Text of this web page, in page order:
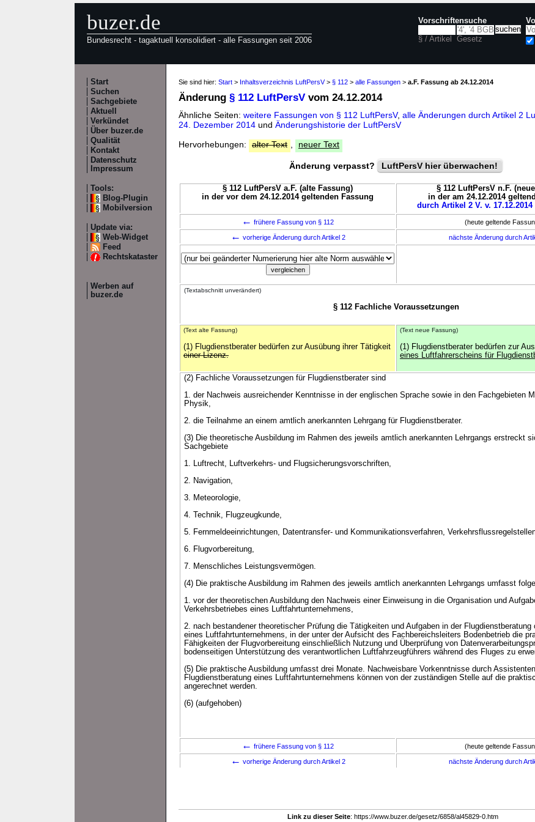
buzer.de
Bundesrecht - tagaktuell konsolidiert - alle Fassungen seit 2006
Vorschriftensuche
§ / Artikel Gesetz
Start
Suchen
Sachgebiete
Aktuell
Verkündet
Über buzer.de
Qualität
Kontakt
Datenschutz
Impressum
Tools:
Blog-Plugin
Mobilversion
Update via:
Web-Widget
Feed
Rechtskataster
Werben auf
buzer.de
Sie sind hier: Start > Inhaltsverzeichnis LuftPersV> § 112 > alle Fassungen > a.F. Fassung ab 24.12.2014
Änderung § 112 LuftPersV vom 24.12.2014
Ähnliche Seiten: weitere Fassungen von § 112 LuftPersV, alle Änderungen durch Artikel 2
24. Dezember 2014 und Änderungshistorie der LuftPersV
Hervorhebungen:
alter Text neuer Text
Änderung verpasst? LuftPersV hier überwachen!
§ 112 LuftPersV a.F. (alte Fassung)
in der vor dem 24.12.2014 geltenden Fassung
§ 112 LuftPersV n.F.
in der am 24.12.2014
durch Artikel 2 V. v. 17.12.2014
← frühere Fassung von § 112 (heute geltende
← vorherige Änderung durch Artikel 2 nächste Änderung durch
(Textabschnitt unverändert)
§ 112 Fachliche Voraussetzungen
(Text alte Fassung)
(1) Flugdienstberater bedürfen zur Ausübung ihrer Tätigkeit
einer Lizenz.
(Text neue Fassung)
(1) Flugdienstberater bedürfen zur
eines Luftfahrerscheins für
(2) Fachliche Voraussetzungen für Flugdienstberater sind
1. der Nachweis ausreichender Kenntnisse in der englischen Sprache sowie in den Fachgebieten
Physik,
2. die Teilnahme an einem amtlich anerkannten Lehrgang für Flugdienstberater.
(3) Die theoretische Ausbildung im Rahmen des jeweils amtlich anerkannten Lehrgangs erstreckt
Sachgebiete
1. Luftrecht, Luftverkehrs- und Flugsicherungsvorschriften,
2. Navigation,
3. Meteorologie,
4. Technik, Flugzeugkunde,
5. Fernmeldeeinrichtungen, Datentransfer- und Kommunikationsverfahren,
6. Flugvorbereitung,
7. Menschliches Leistungsvermögen.
(4) Die praktische Ausbildung im Rahmen des jeweils amtlich anerkannten Lehrgangs umfasst
1. vor der theoretischen Ausbildung den Nachweis einer Einweisung in die Organisation und
Verkehrsbetriebes eines Luftfahrtunternehmens,
2. nach bestandener theoretischer Prüfung die Tätigkeiten und Aufgaben in der Flugdienstberatung
eines Luftfahrtunternehmens, in der unter der Aufsicht des Fachbereichsleiters Bodenbetrieb die
Fähigkeiten der Flugvorbereitung einschließlich Nutzung und Überprüfung von
bodenseitigen Unterstützung des verantwortlichen Luftfahrzeugführers während des Fluges zu
(5) Die praktische Ausbildung umfasst drei Monate. Nachweisbare Vorkenntnisse durch
Flugdienstberatung eines Luftfahrtunternehmens können von der zuständigen Stelle auf die
angerechnet werden.
(6) (aufgehoben)
← frühere Fassung von § 112 (heute geltende
← vorherige Änderung durch Artikel 2 nächste Änderung durch
Link zu dieser Seite: https://www.buzer.de/gesetz/6858/al45829-0.htm